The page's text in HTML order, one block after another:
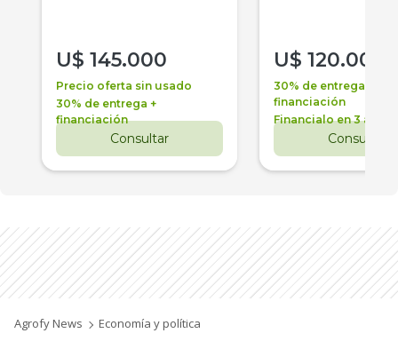
U$ 145.000
Precio oferta sin usado
30% de entrega +
financiación
Consultar
U$ 120.000
30% de entrega +
financiación
Financialo en 3 años
Consultar
Agrofy News Economía y política